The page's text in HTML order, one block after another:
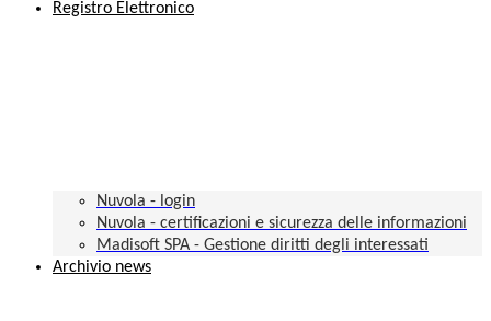
Registro Elettronico
Nuvola - login
Nuvola - certificazioni e sicurezza delle informazioni
Madisoft SPA - Gestione diritti degli interessati
Archivio news